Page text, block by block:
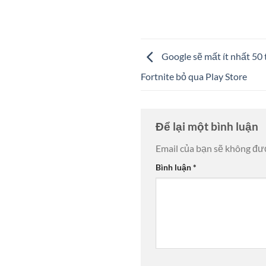
Google sẽ mất ít nhất
Fortnite bỏ qua Play Store
Để lại một bình luận
Email của bạn sẽ không
Bình luận*